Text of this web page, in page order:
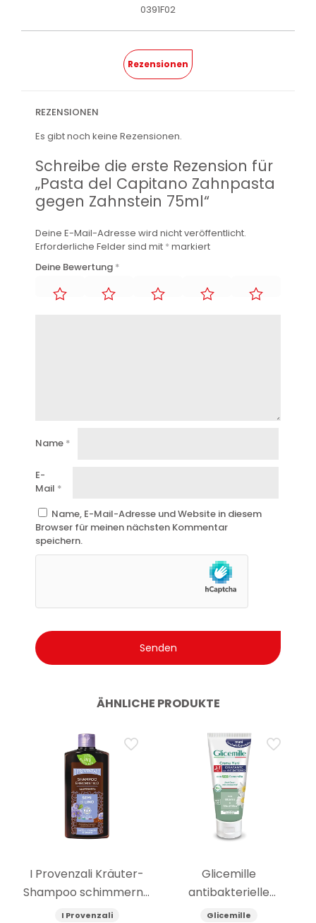
0391F02
Rezensionen
REZENSIONEN
Es gibt noch keine Rezensionen.
Schreibe die erste Rezension für
„Pasta del Capitano Zahnpasta
gegen Zahnstein 75ml“
Deine E-Mail-Adresse wird nicht veröffentlicht.
Erforderliche Felder sind mit *markiert
Deine Bewertung *
Name *
E-
Mail *
Name, E-Mail-Adresse und Website in diesem
Browser für meinen nächsten Kommentar
speichern.
ÄHNLICHE PRODUKTE
I Provenzali Kräuter-
Shampoo schimmernd
Leinsamen 250 ml
I Provenzali
Glicemille
antibakterielle
feuchtigkeitsspendende
Glicemille